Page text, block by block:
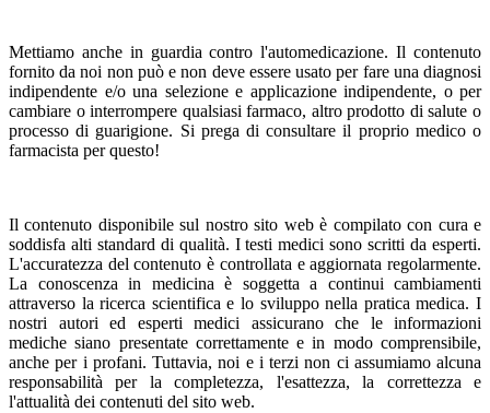
Mettiamo anche in guardia contro l'automedicazione. Il contenuto
fornito da noi non può e non deve essere usato per fare una diagnosi
indipendente e/o una selezione e applicazione indipendente, o per
cambiare o interrompere qualsiasi farmaco, altro prodotto di salute o
processo di guarigione. Si prega di consultare il proprio medico o
farmacista per questo!
Il contenuto disponibile sul nostro sito web è compilato con cura e
soddisfa alti standard di qualità. I testi medici sono scritti da esperti.
L'accuratezza del contenuto è controllata e aggiornata regolarmente.
La conoscenza in medicina è soggetta a continui cambiamenti
attraverso la ricerca scientifica e lo sviluppo nella pratica medica. I
nostri autori ed esperti medici assicurano che le informazioni
mediche siano presentate correttamente e in modo comprensibile,
anche per i profani. Tuttavia, noi e i terzi non ci assumiamo alcuna
responsabilità per la completezza, l'esattezza, la correttezza e
l'attualità dei contenuti del sito web.